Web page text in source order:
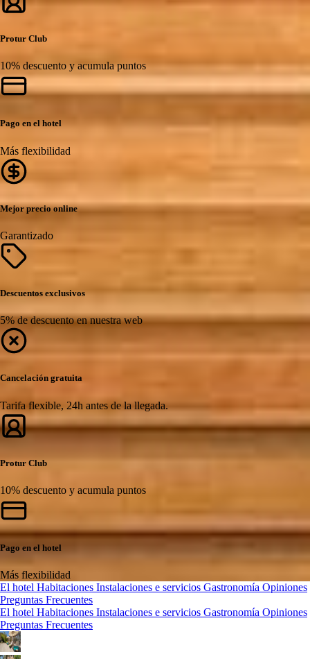
Protur Club
10% descuento y acumula puntos
Pago en el hotel
Más flexibilidad
Mejor precio online
Garantizado
Descuentos exclusivos
5% de descuento en nuestra web
Cancelación gratuita
Tarifa flexible, 24h antes de la llegada.
Protur Club
10% descuento y acumula puntos
Pago en el hotel
Más flexibilidad
El hotel Habitaciones Instalaciones e servicios Gastronomía Opiniones
Preguntas Frecuentes
El hotel Habitaciones Instalaciones e servicios Gastronomía Opiniones
Preguntas Frecuentes